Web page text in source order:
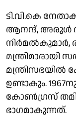
ടി.വി.കെ
ആനന്ദ്, അരുള്‍
മന്ത്രിസഭയില്‍
ഉണ്ടാകും.
കോണ്‍ഗ്രസ്
ഭാഗമാകുന്നത്.